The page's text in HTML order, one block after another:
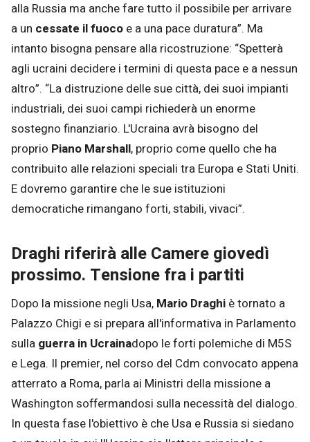
alla Russia ma anche fare tutto il possibile per arrivare
a un cessate il fuoco e a una pace duratura”. Ma
intanto bisogna pensare alla ricostruzione: “Spetterà
agli ucraini decidere i termini di questa pace e a nessun
altro”. “La distruzione delle sue città, dei suoi impianti
industriali, dei suoi campi richiederà un enorme
sostegno finanziario. L'Ucraina avrà bisogno del
proprio Piano Marshall, proprio come quello che ha
contribuito alle relazioni speciali tra Europa e Stati Uniti.
E dovremo garantire che le sue istituzioni
democratiche rimangano forti, stabili, vivaci”.
Draghi riferirà alle Camere giovedì
prossimo. Tensione fra i partiti
Dopo la missione negli Usa, Mario Draghi è tornato a
Palazzo Chigi e si prepara all'informativa in Parlamento
sulla guerra in Ucrainadopo le forti polemiche di M5S
e Lega. Il premier, nel corso del Cdm convocato appena
atterrato a Roma, parla ai Ministri della missione a
Washington soffermandosi sulla necessità del dialogo.
In questa fase l'obiettivo è che Usa e Russia si siedano